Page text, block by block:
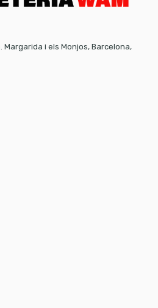
Margarida i els Monjos, Barcelona,